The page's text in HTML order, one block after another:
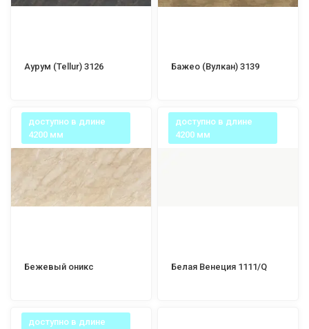
Аурум (Tellur) 3126 Бажео (Вулкан) 3139
доступно в длине
4200 мм
Бежевый оникс
доступно в длине
4200 мм
Белая Венеция 1111/Q
доступно в длине